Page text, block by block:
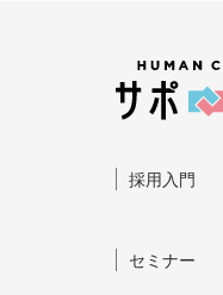
採⽤⼊⾨
セミナー